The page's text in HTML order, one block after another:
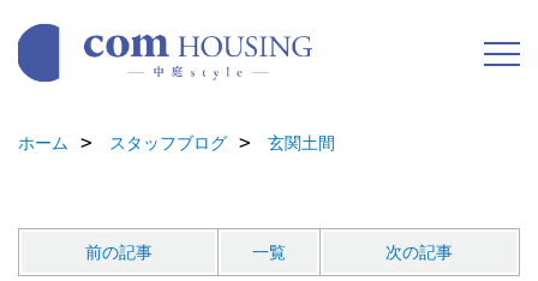
ホーム スタッフブログ 玄関土間
前の記事 一覧 次の記事